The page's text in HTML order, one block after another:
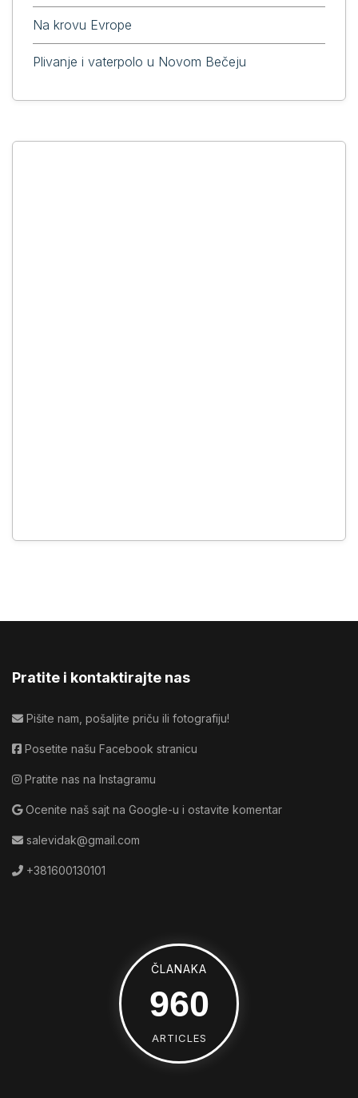
Na krovu Evrope
Plivanje i vaterpolo u Novom Bečeju
Pratite i kontaktirajte nas
Pišite nam, pošaljite priču ili fotografiju!
Posetite našu Facebook stranicu
Pratite nas na Instagramu
Ocenite naš sajt na Google-u i ostavite komentar
salevidak@gmail.com
+381600130101
ČLANAKA
1528
ARTICLES